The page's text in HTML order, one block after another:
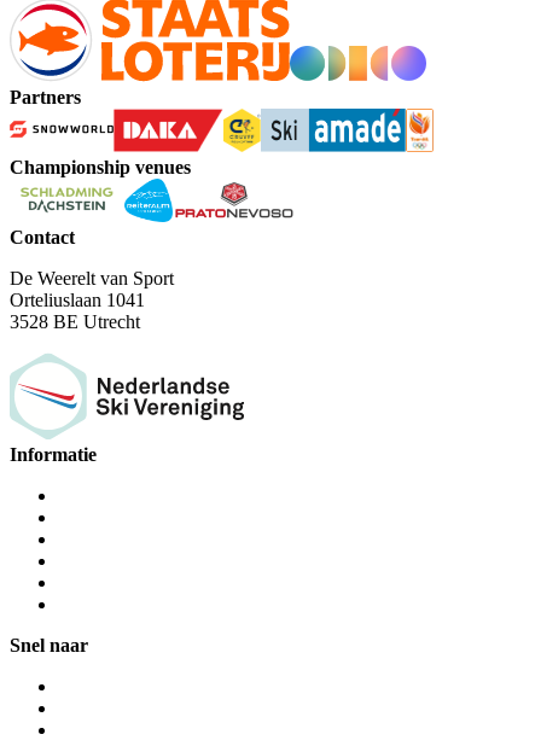
Partners
Championship venues
Contact
De Weerelt van Sport
Orteliuslaan 1041
3528 BE Utrecht
Informatie
Snel naar